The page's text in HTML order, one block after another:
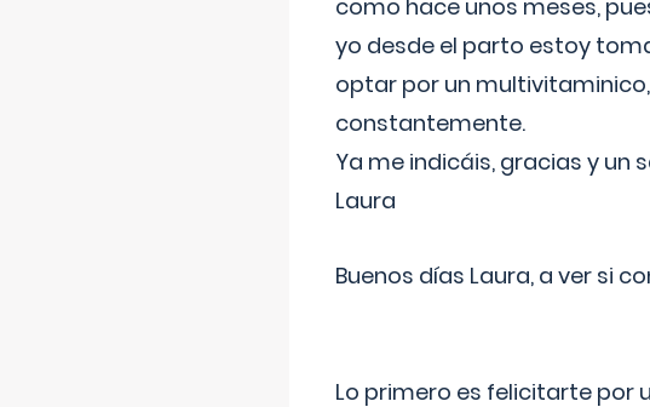
como hace unos meses,
yo desde el parto estoy
optar por un
constantemente.
Ya me indicáis, gracias y un
Laura
Buenos días Laura, a ver si
Lo primero es felicitarte por